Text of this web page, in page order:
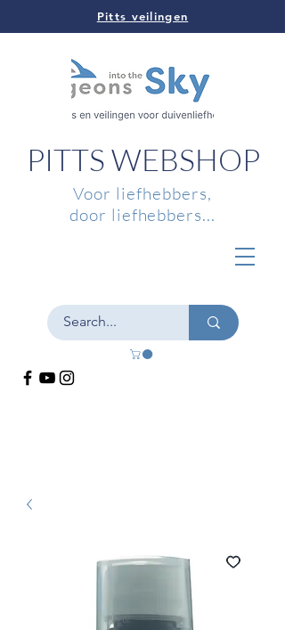
Pitts veilingen
PITTS WEBSHOP
Voor liefhebbers,
door liefhebbers...